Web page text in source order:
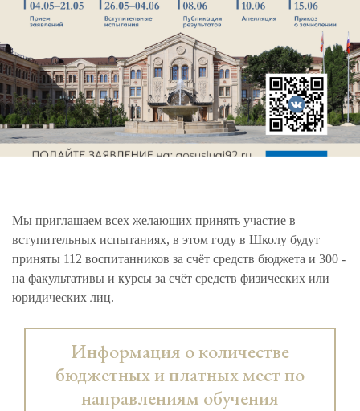
Мы приглашаем всех желающих принять участие в
вступительных испытаниях, в этом году в Школу будут
приняты 112 воспитанников за счёт средств бюджета и 300 -
на факультативы и курсы за счёт средств физических или
юридических лиц.
Информация о количестве
бюджетных и платных мест по
направлениям обучения